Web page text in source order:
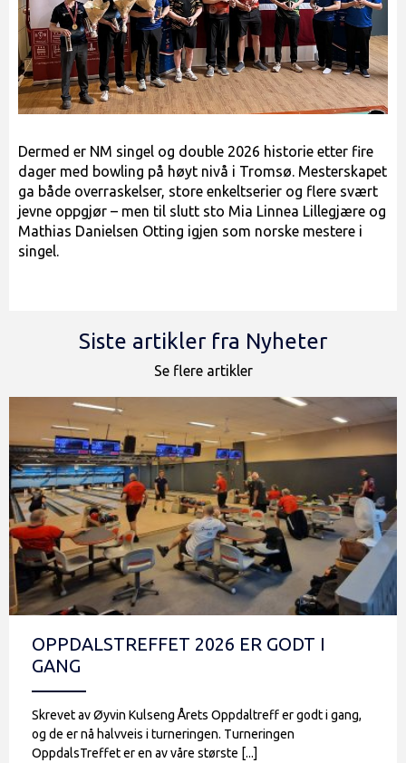
Dermed er NM singel og double 2026 historie etter fire
dager med bowling på høyt nivå i Tromsø. Mesterskapet
ga både overraskelser, store enkeltserier og flere svært
jevne oppgjør – men til slutt sto Mia Linnea Lillegjære og
Mathias Danielsen Otting igjen som norske mestere i
singel.
Siste artikler fra Nyheter
Se flere artikler
OPPDALSTREFFET 2026 ER GODT I
GANG
Skrevet av Øyvin Kulseng Årets Oppdaltreff er godt i gang,
og de er nå halvveis i turneringen. Turneringen
OppdalsTreffet er en av våre største [...]